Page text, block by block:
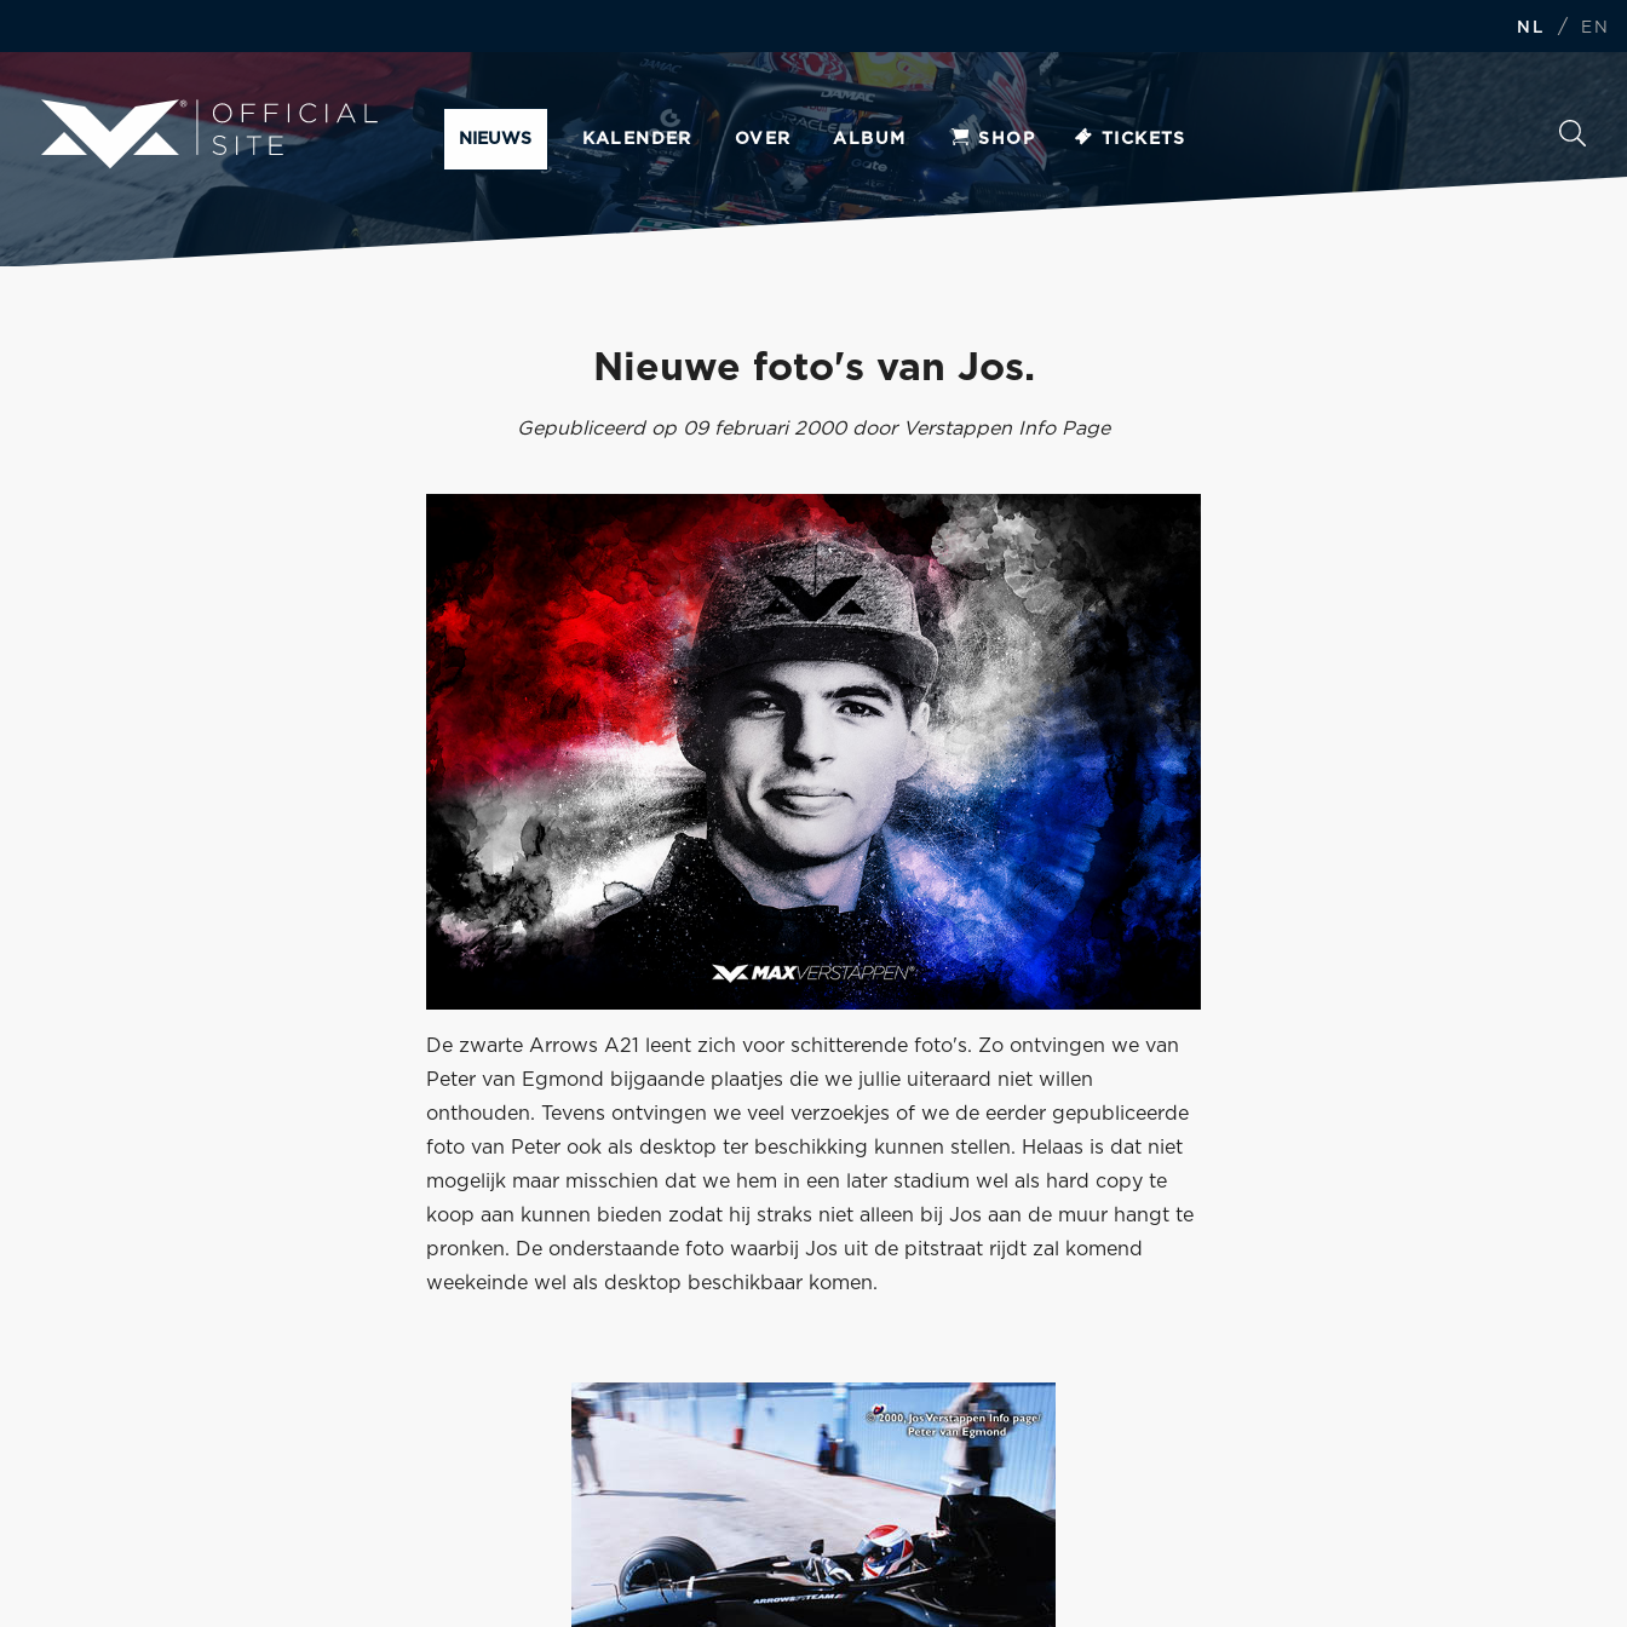
NL / EN
NIEUWS KALENDER OVER ALBUM SHOP TICKETS
Nieuwe foto's van Jos.
Gepubliceerd op 09 februari 2000 door Verstappen Info Page
De zwarte Arrows A21 leent zich voor schitterende foto's. Zo ontvingen we van
Peter van Egmond bijgaande plaatjes die we jullie uiteraard niet willen
onthouden. Tevens ontvingen we veel verzoekjes of we de eerder gepubliceerde
foto van Peter ook als desktop ter beschikking kunnen stellen. Helaas is dat niet
mogelijk maar misschien dat we hem in een later stadium wel als hard copy te
koop aan kunnen bieden zodat hij straks niet alleen bij Jos aan de muur hangt te
pronken. De onderstaande foto waarbij Jos uit de pitstraat rijdt zal komend
weekeinde wel als desktop beschikbaar komen.